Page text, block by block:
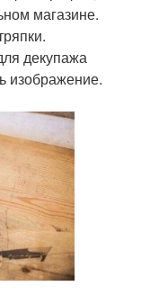
магазине.
декупажа
изображение.